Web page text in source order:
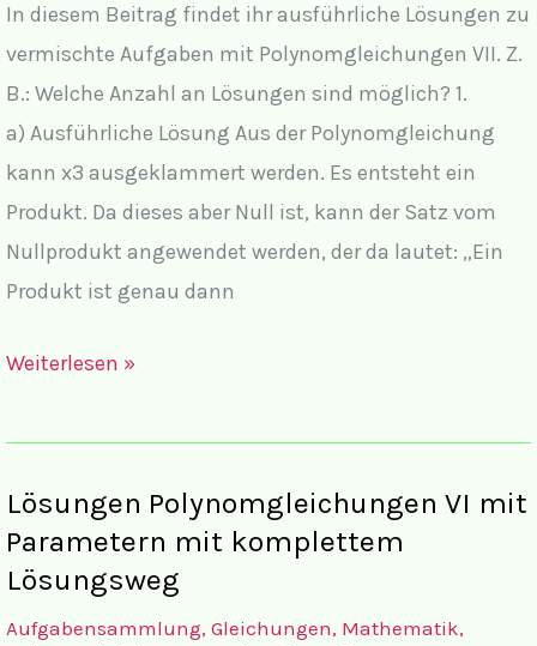
In diesem Beitrag findet ihr ausführliche Lösungen zu
vermischte Aufgaben mit Polynomgleichungen VII. Z.
B.: Welche Anzahl an Lösungen sind möglich? 1.
a) Ausführliche Lösung Aus der Polynomgleichung
kann x3 ausgeklammert werden. Es entsteht ein
Produkt. Da dieses aber Null ist, kann der Satz vom
Nullprodukt angewendet werden, der da lautet: „Ein
Produkt ist genau dann
Lösungen
VII
Weiterlesen »
Lösungen Polynomgleichungen VI mit
Parametern mit komplettem
Lösungsweg
Aufgabensammlung, Gleichungen, Mathematik,